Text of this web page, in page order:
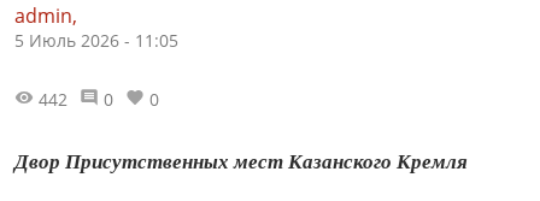
admin,
5 Июль 2026 - 11:05
442 0 0
Двор Присутственных мест Казанского Кремля